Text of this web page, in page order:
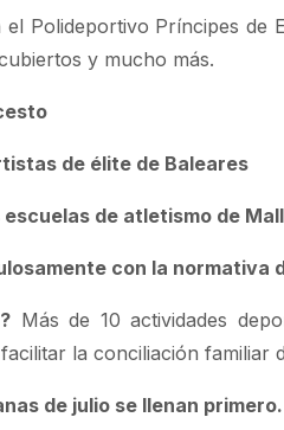
el Polideportivo Príncipes de
y mucho más.
de élite de Baleares
de atletismo de
con la normativa
Más de 10 actividades
la conciliación
de julio se llenan primero.